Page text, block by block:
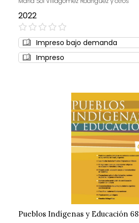
2022
0%
Impreso bajo demanda
Impreso
Pueblos Indígenas y Educación 68